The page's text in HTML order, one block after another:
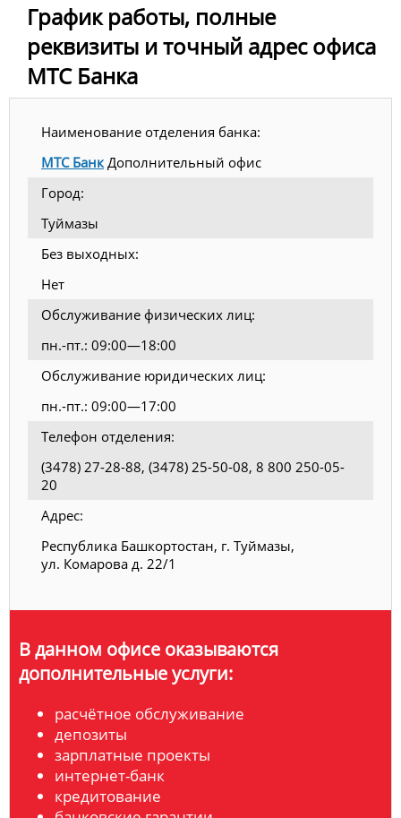
График работы, полные
реквизиты и точный адрес офиса
МТС Банка
Наименование отделения банка:
МТС Банк Дополнительный офис
Город:
Туймазы
Без выходных:
Нет
Обслуживание физических лиц:
пн.-пт.: 09:00—18:00
Обслуживание юридических лиц:
пн.-пт.: 09:00—17:00
Телефон отделения:
(3478) 27-28-88, (3478) 25-50-08, 8 800 250-05-
20
Адрес:
Республика Башкортостан, г. Туймазы,
ул. Комарова д. 22/1
В данном офисе оказываются
дополнительные услуги:
расчётное обслуживание
депозиты
зарплатные проекты
интернет-банк
кредитование